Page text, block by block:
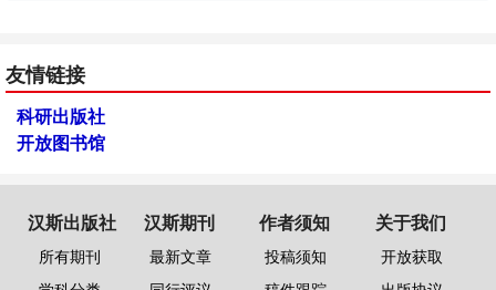
友情链接
科研出版社
开放图书馆
汉斯出版社
所有期刊
汉斯期刊
最新文章
作者须知
投稿须知
关于我们
开放获取